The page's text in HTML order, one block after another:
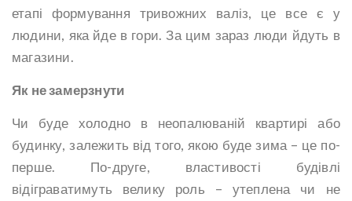
етапі формування тривожних валіз, це все є у
людини, яка йде в гори. За цим зараз люди йдуть в
магазини.
Як не замерзнути
Чи буде холодно в неопалюваній квартирі або
будинку, залежить від того, якою буде зима – це по-
перше. По-друге, властивості будівлі
відіграватимуть велику роль – утеплена чи не